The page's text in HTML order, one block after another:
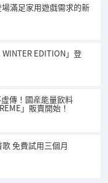
滿足家用遊戲需求的新
EDITION」登
傳！國産能量飲料
」販賣開始！
免費試用三個月